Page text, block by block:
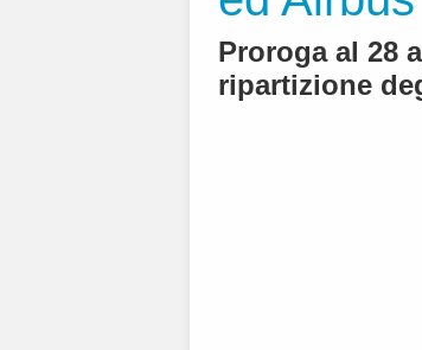
Proroga al 28
ripartizione